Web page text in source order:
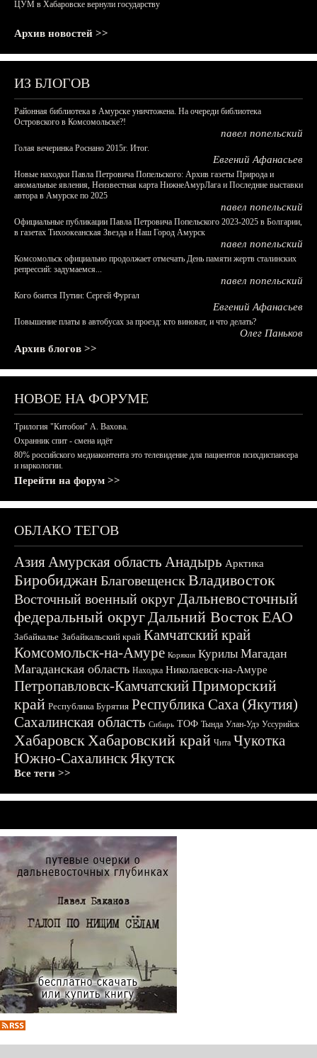
ЦУМ в Хабаровске вернули государству
Архив новостей >>
ИЗ БЛОГОВ
Районная библиотека в Амурске уничтожена. На очереди библиотека
Островского в Комсомольске?!
павел попельский
Голая вечеринка Роснано 2015г. Итог.
Евгений Афанасьев
Новые находки Павла Петровича Попельского: Архив газеты Природа и
аномальные явления, Неизвестная карта НижнеАмурЛага и Последние выставки
автора в Амурске по 2025
павел попельский
Официальные публикации Павла Петровича Попельского 2023-2025 в Болгарии,
в газетах Тихоокеанская Звезда и Наш Город Амурск
павел попельский
Комсомольск официально продолжает отмечать День памяти жертв сталинских
репрессий: задумаемся...
павел попельский
Кого боится Путин: Сергей Фургал
Евгений Афанасьев
Повышение платы в автобусах за проезд: кто виноват, и что делать?
Олег Паньков
Архив блогов >>
НОВОЕ НА ФОРУМЕ
Трилогия "Китобои" А. Вахова.
Охранник спит - смена идёт
80% российского медиаконтента это телевидение для пациентов психдиспансера
и наркологии.
Перейти на форум >>
ОБЛАКО ТЕГОВ
АзияАмурская область Анадырь Арктика
БиробиджанБлаговещенскВладивосток
Восточный военный округДальневосточный
федеральный округДальний ВостокЕАО
Забайкалье Забайкальский край Камчатский край
Комсомольск-на-Амуре Корякия Курилы Магадан
Магаданская область Находка Николаевск-на-Амуре
Петропавловск-КамчатскийПриморский
край Республика Бурятия Республика Саха (Якутия)
Сахалинская область Сибирь ТОФ Тында Улан-Удэ Уссурийск
ХабаровскХабаровский край Чита Чукотка
Южно-СахалинскЯкутск
Все теги >>